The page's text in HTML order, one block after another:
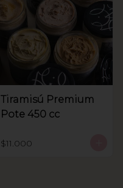
Tiramisú Premium
Pote 450 cc
$11.000